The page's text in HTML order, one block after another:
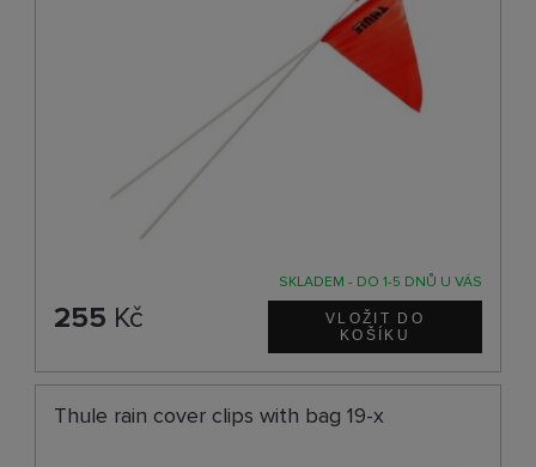
SKLADEM - DO 1-5 DNŮ U VÁS
255 Kč
Thule rain cover clips with bag 19-x